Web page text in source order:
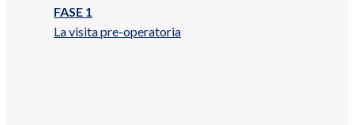
FASE 1
La visita pre-operatoria